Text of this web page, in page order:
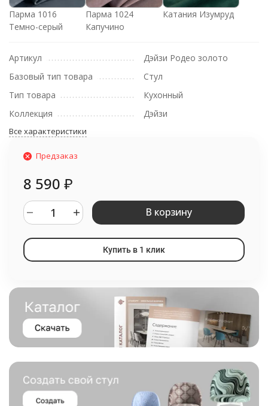
Парма 1016
Темно-серый
Парма 1024
Капучино
Катания Изумруд
Артикул
Дэйзи Родео золото
Базовый тип товара
Стул
Тип товара
Кухонный
Коллекция
Дэйзи
Все характеристики
Предзаказ
8 590 ₽
В корзину
Купить в 1 клик